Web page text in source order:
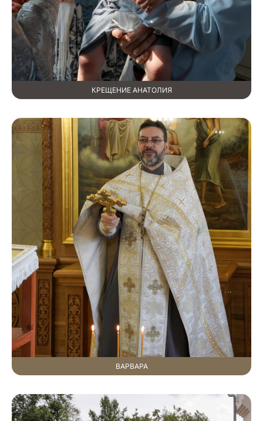
КРЕЩЕНИЕ АНАТОЛИЯ
ВАРВАРА